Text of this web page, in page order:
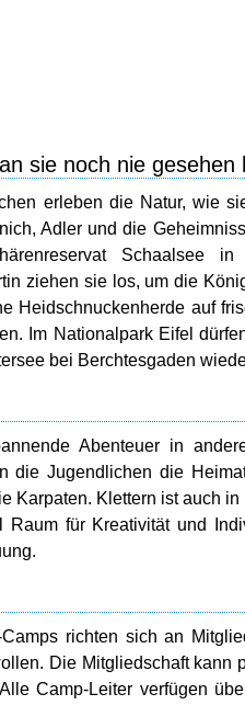
sie noch nie gesehen
erleben die Natur, wie
Adler und die
Schaalsee in
ziehen sie los, um die
Heidschnuckenherde auf
Im Nationalpark Eifel
bei Berchtesgaden
Abenteuer in
die Jugendlichen die
Karpaten. Klettern ist auch
für Kreativität und
richten sich an
Die Mitgliedschaft kann
Camp-Leiter verfügen